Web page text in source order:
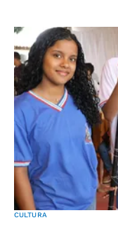
CULTURA